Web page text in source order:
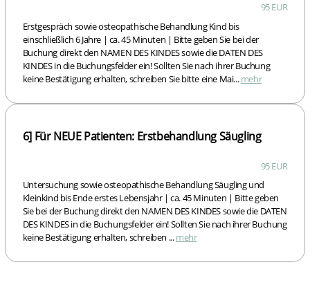
95 EUR
Erstgespräch sowie osteopathische Behandlung Kind bis
einschließlich 6 Jahre | ca. 45 Minuten | Bitte geben Sie bei der
Buchung direkt den NAMEN DES KINDES sowie die DATEN DES
KINDES in die Buchungsfelder ein! Sollten Sie nach ihrer Buchung
keine Bestätigung erhalten, schreiben Sie bitte eine Mai...mehr
6] Für NEUE Patienten: Erstbehandlung Säugling
95 EUR
Untersuchung sowie osteopathische Behandlung Säugling und
Kleinkind bis Ende erstes Lebensjahr | ca. 45 Minuten | Bitte geben
Sie bei der Buchung direkt den NAMEN DES KINDES sowie die DATEN
DES KINDES in die Buchungsfelder ein! Sollten Sie nach ihrer Buchung
keine Bestätigung erhalten, schreiben ...mehr